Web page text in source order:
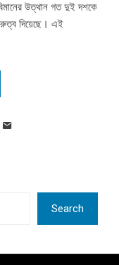
উত্থান গত দুই দশকে
দিয়েছে। এই
Search